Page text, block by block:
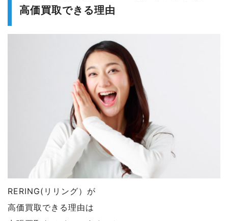
高価買取できる理由
RERING(リリング）が
高価買取できる理由は